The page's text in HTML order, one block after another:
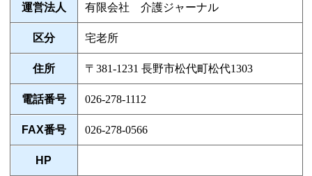
運営法人 有限会社 介護ジャーナル
区分 宅老所
住所 〒381-1231 長野市松代町松代1303
電話番号 026-278-1112
FAX番号 026-278-0566
HP